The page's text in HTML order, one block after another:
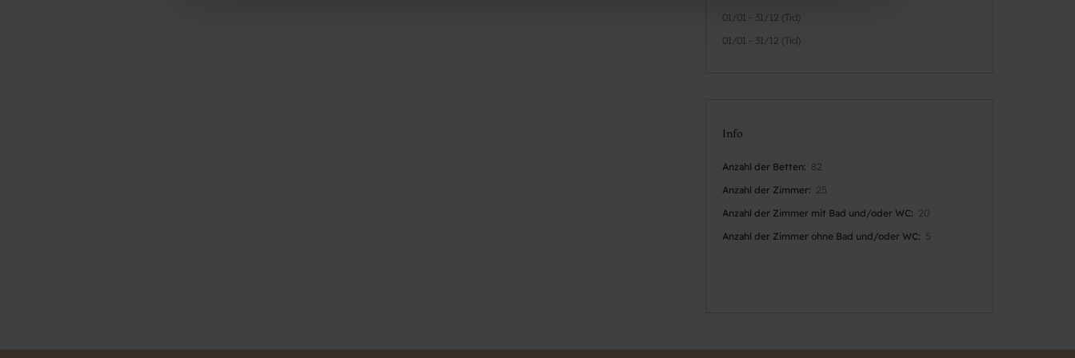
01/01 - 31/12 (Tid)
01/01 - 31/12 (Tid)
Info
Anzahl der Betten
82
Anzahl der Zimmer
25
Anzahl der Zimmer mit Bad und/oder WC
20
Anzahl der Zimmer ohne Bad und/oder WC
5